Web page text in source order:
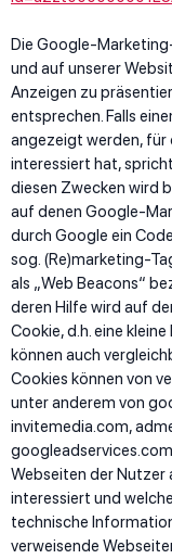
Die Google-
und auf unserer
Anzeigen zu
entsprechen. Falls
angezeigt werden, für
interessiert hat,
diesen Zwecken wird
auf denen Google-
durch Google ein
sog. (Re)marketing-
als „Web Beacons“
deren Hilfe wird auf
Cookie, d.h. eine
können auch
Cookies können von
unter anderem von
invitemedia.com,
Webseiten der Nutzer
interessiert und
technische
verweisende